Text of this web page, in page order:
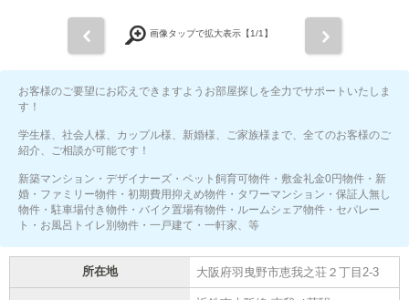
画像タップで拡大表示【1/1】
お客様のご要望にお応えできますようお部屋探しを全力でサポートいたしま
す！
学生様、社会人様、カップル様、新婚様、ご家族様まで、全てのお客様のご
紹介、ご相談が可能です！
新築マンション・デザイナーズ・ペット飼育可物件・敷金礼金0円物件・新
婚・ファミリー物件・初期費用抑えめ物件・タワーマンション・保証人無し
物件・駐車場付き物件・バイク置場有物件・ルームシェア物件・セパレー
ト・お風呂トイレ別物件・一戸建て・一軒家、等
所在地 大阪府羽曳野市恵我之荘２丁目2-3